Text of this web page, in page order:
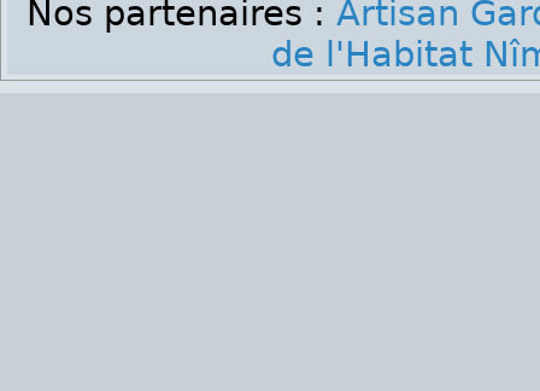
Nos partenaires : Artisan
de l'Habitat